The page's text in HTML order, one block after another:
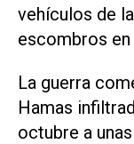
vehículos de
escombros
La guerra
Hamas
octubre a